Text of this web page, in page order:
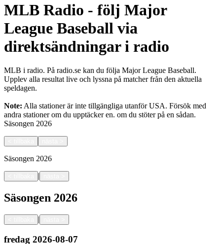
MLB Radio - följ Major
League Baseball via
direktsändningar i radio
MLB i radio. På radio.se kan du följa Major League Baseball.
Upplev alla resultat live och lyssna på matcher från den aktuella
speldagen.
Note: Alla stationer är inte tillgängliga utanför USA. Försök med
andra stationer om du upptäcker en. om du stöter på en sådan.
Säsongen 2026
Säsongen 2026
|
Säsongen 2026
|
fredag 2026-08-07